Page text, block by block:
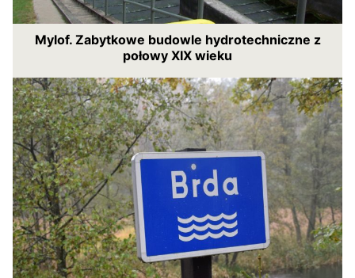
Mylof. Zabytkowe budowle hydrotechniczne z
połowy XIX wieku